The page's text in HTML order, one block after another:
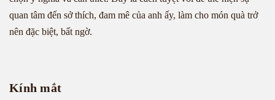
quan tâm đến sở thích, đam mê của anh ấy, làm cho món quà trở
nên đặc biệt, bất ngờ.
Kính mắt